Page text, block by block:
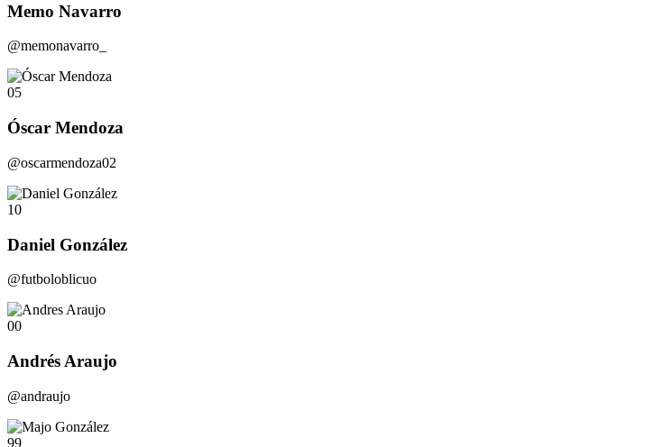
Memo Navarro
@memonavarro_
05
Óscar Mendoza
@oscarmendoza02
10
Daniel González
@futboloblicuo
00
Andrés Araujo
@andraujo
99